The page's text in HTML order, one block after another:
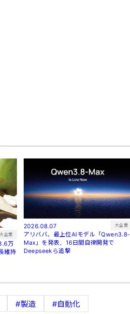
大企業
万
維持
2026.08.07 大企業
アリババ、最上位AIモデル「Qwen3.8-
Max」を発表。16日間自律開発で
Deepseekら追撃
#製造
#自動化